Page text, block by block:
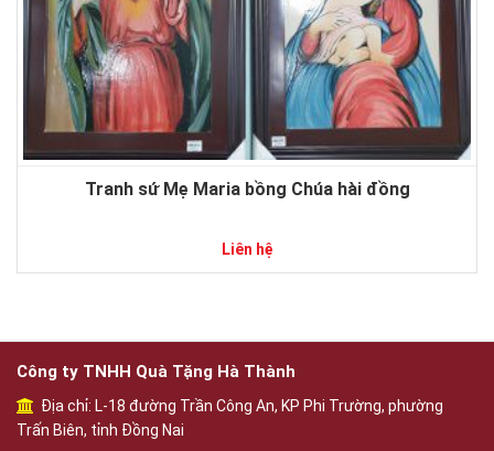
Tranh sứ Mẹ Maria bồng Chúa hài đồng
Liên hệ
Công ty TNHH Quà Tặng Hà Thành
Địa chỉ: L-18 đường Trần Công An, KP Phi Trường, phường
Trấn Biên, tỉnh Đồng Nai